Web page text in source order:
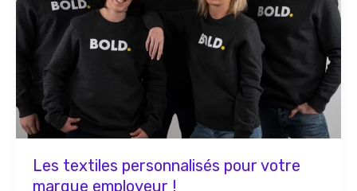
Les textiles personnalisés pour votre
marque employeur !
votre
marque
employeur